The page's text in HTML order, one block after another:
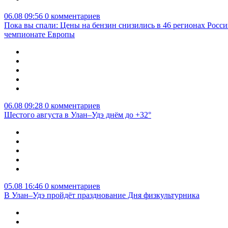
06.08 09:56 0 комментариев
Пока вы спали: Цены на бензин снизились в 46 регионах
чемпионате Европы
06.08 09:28 0 комментариев
Шестого августа в Улан–Удэ днём до +32°
05.08 16:46 0 комментариев
В Улан–Удэ пройдёт празднование Дня физкультурника